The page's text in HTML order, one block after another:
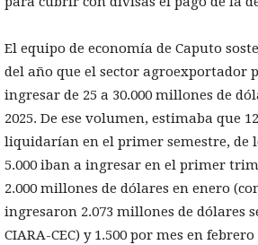
El equipo de economía de Caputo
del año que el sector agroexportador
ingresar de 25 a 30.000 millones de
2025. De ese volumen, estimaba que
liquidarían en el primer semestre, de
5.000 iban a ingresar en el primer
2.000 millones de dólares en enero
ingresaron 2.073 millones de dólares
CIARA-CEC) y 1.500 por mes en